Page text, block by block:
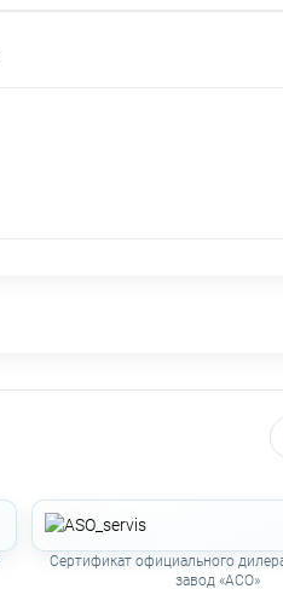
Сертификат официального
завод «АСО»